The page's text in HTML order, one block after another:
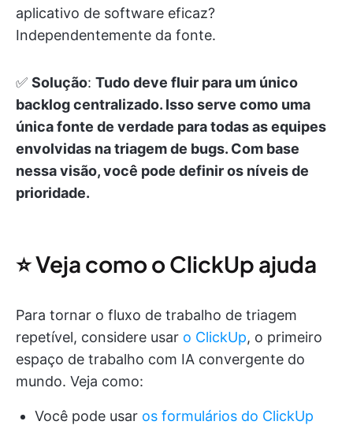
aplicativo de software eficaz?
Independentemente da fonte.
✅ Solução: Tudo deve fluir para um único
backlog centralizado. Isso serve como uma
única fonte de verdade para todas as equipes
envolvidas na triagem de bugs. Com base
nessa visão, você pode definir os níveis de
prioridade.
⭐️ Veja como o ClickUp ajuda
Para tornar o fluxo de trabalho de triagem
repetível, considere usar o ClickUp, o primeiro
espaço de trabalho com IA convergente do
mundo. Veja como:
Você pode usar os formulários do ClickUp